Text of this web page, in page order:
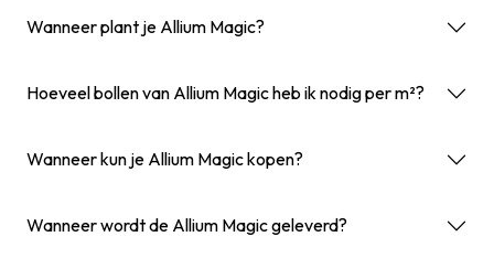
Wanneer plant je Allium Magic?
Hoeveel bollen van Allium Magic heb ik nodig per m²?
Wanneer kun je Allium Magic kopen?
Wanneer wordt de Allium Magic geleverd?